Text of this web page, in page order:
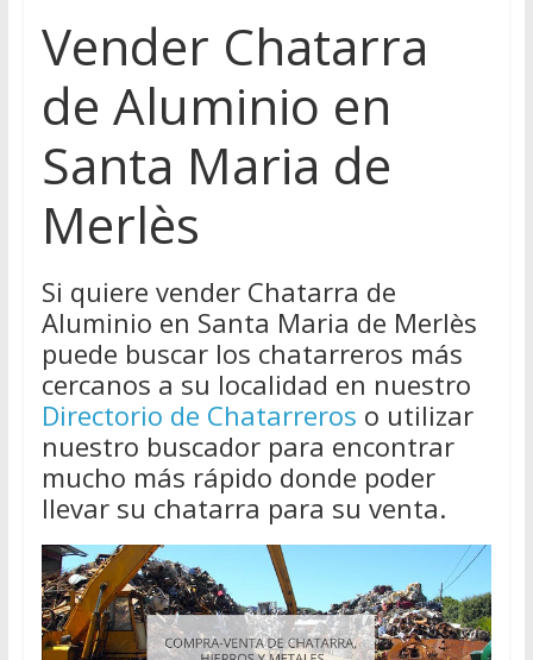
Vender Chatarra
de Aluminio en
Santa Maria de
Merlès
Si quiere vender Chatarra de
Aluminio en Santa Maria de Merlès
puede buscar los chatarreros más
cercanos a su localidad en nuestro
Directorio de Chatarreros o utilizar
nuestro buscador para encontrar
mucho más rápido donde poder
llevar su chatarra para su venta.